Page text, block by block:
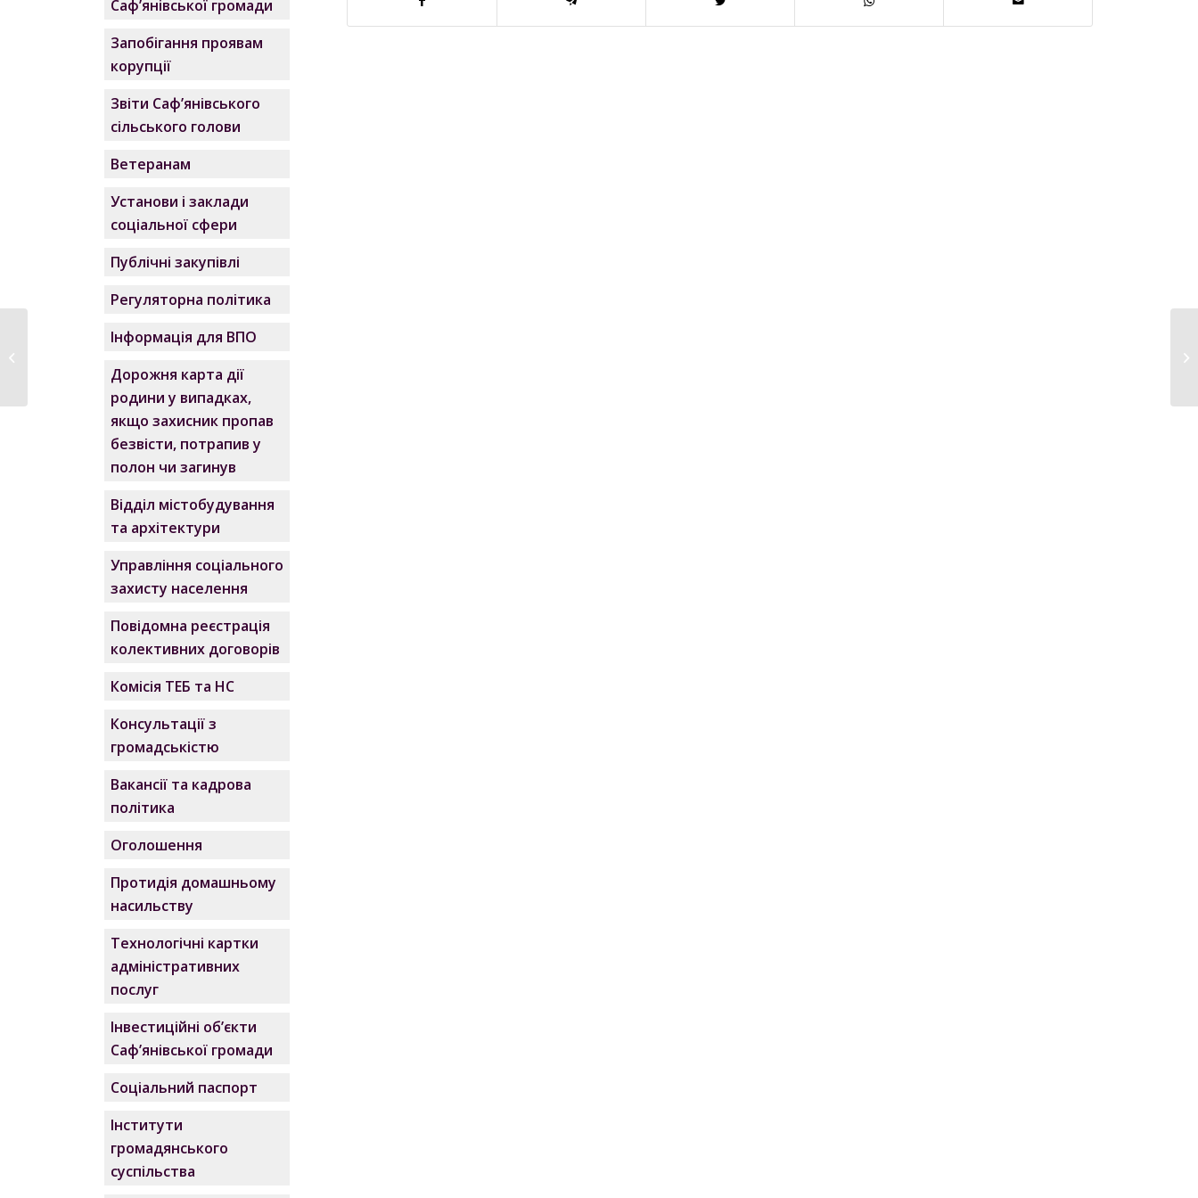
Саф’янівської громади
Запобігання проявам
корупції
Звіти Саф’янівського
сільського голови
Ветеранам
Установи і заклади
соціальної сфери
Публічні закупівлі
Регуляторна політика
Інформація для ВПО
Дорожня карта дії
родини у випадках,
якщо захисник пропав
безвісти, потрапив у
полон чи загинув
Відділ містобудування
та архітектури
Управління соціального
захисту населення
Повідомна реєстрація
колективних договорів
Комісія ТЕБ та НС
Консультації з
громадськістю
Вакансії та кадрова
політика
Оголошення
Протидія домашньому
насильству
Технологічні картки
адміністративних
послуг
Інвестиційні об’єкти
Саф’янівської громади
Соціальний паспорт
Інститути
громадянського
суспільства
Паспорт бюджетної